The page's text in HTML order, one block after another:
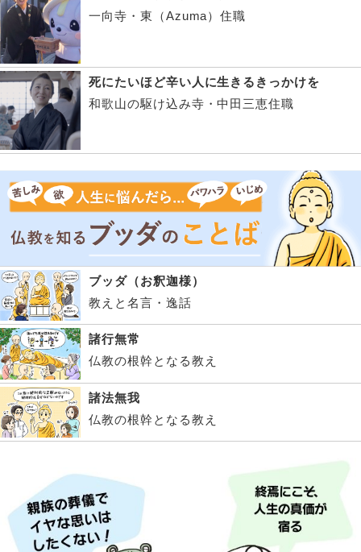
一向寺・東（Azuma）住職
死にたいほど辛い人に生きるきっかけを
和歌山の駆け込み寺・中田三恵住職
ブッダ（お釈迦様）
教えと名言・逸話
諸行無常
仏教の根幹となる教え
諸法無我
仏教の根幹となる教え